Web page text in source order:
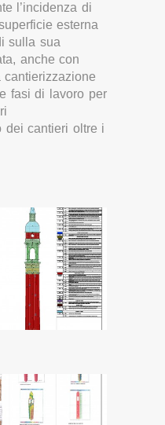
l’incidenza di
esterna
sulla sua
anche con
cantierizzazione
fasi di lavoro per
dei cantieri oltre i